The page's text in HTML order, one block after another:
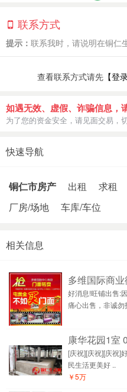
联系方式
提示： 联系我时，请说明在铜仁
查看联系方式请先 【登
如遇无效、虚假、诈骗信息，
为了您的资金安全，请见面交易，
快速导航
铜仁市房产 出租 求租
厂房/场地
车库/车位
相关信息
多维国际商
好消息!旺铺出售:
痛心出售，非诚勿
康华花园1室
[庆祝][庆祝][庆祝]
民生活更美好 ..
￥5万